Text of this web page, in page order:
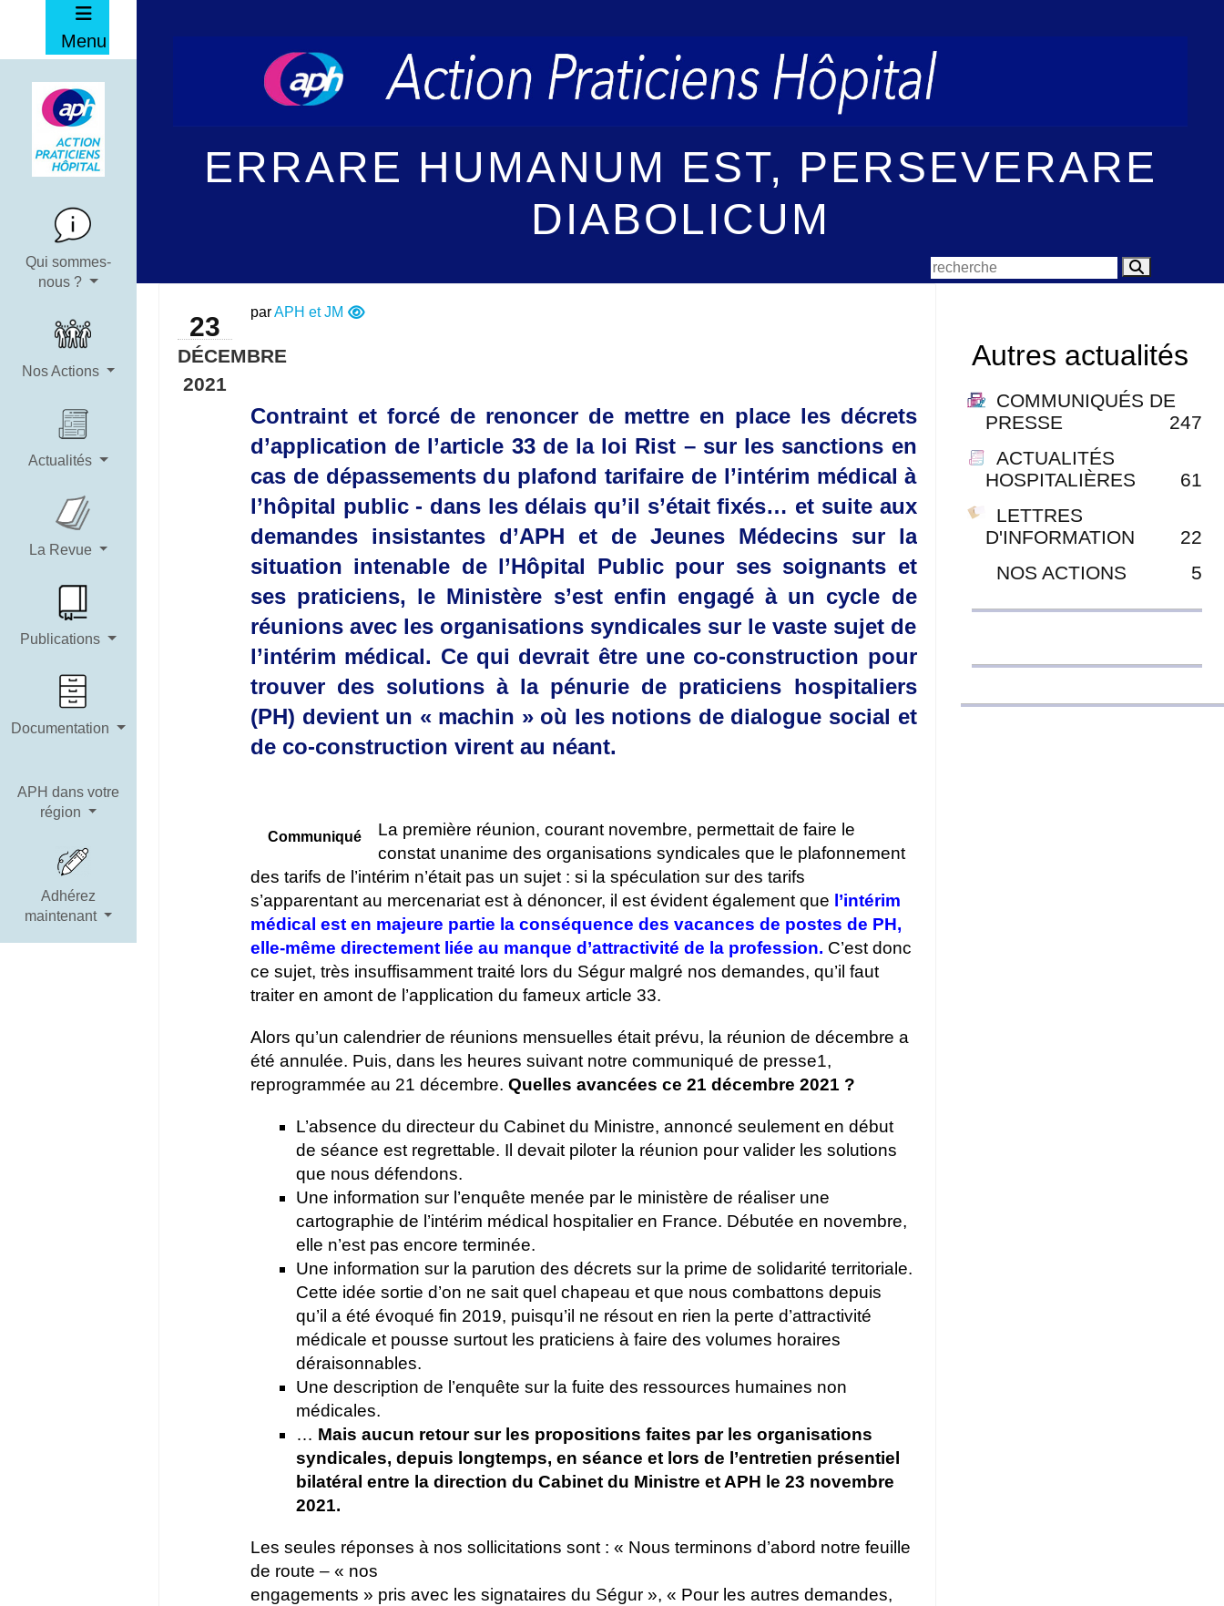
Menu
Qui sommes-
nous ?
Nos Actions
Actualités
La Revue
Publications
Documentation
APH dans votre
région
Adhérez
maintenant
ERRARE HUMANUM EST, PERSEVERARE
DIABOLICUM
23
DÉCEMBRE
2021
parAPH et JM
Contraint et forcé de renoncer de mettre en place les décrets
d’application de l’article 33 de la loi Rist – sur les sanctions en
cas de dépassements du plafond tarifaire de l’intérim médical à
l’hôpital public - dans les délais qu’il s’était fixés… et suite aux
demandes insistantes d’APH et de Jeunes Médecins sur la
situation intenable de l’Hôpital Public pour ses soignants et
ses praticiens, le Ministère s’est enfin engagé à un cycle de
réunions avec les organisations syndicales sur le vaste sujet de
l’intérim médical. Ce qui devrait être une co-construction pour
trouver des solutions à la pénurie de praticiens hospitaliers
(PH) devient un « machin » où les notions de dialogue social et
de co-construction virent au néant.
Communiqué
La première réunion, courant novembre, permettait de faire le
constat unanime des organisations syndicales que le plafonnement
des tarifs de l’intérim n’était pas un sujet : si la spéculation sur des tarifs
s’apparentant au mercenariat est à dénoncer, il est évident également que l’intérim
médical est en majeure partie la conséquence des vacances de postes de PH,
elle-même directement liée au manque d’attractivité de la profession. C’est donc
ce sujet, très insuffisamment traité lors du Ségur malgré nos demandes, qu’il faut
traiter en amont de l’application du fameux article 33.
Alors qu’un calendrier de réunions mensuelles était prévu, la réunion de décembre a
été annulée. Puis, dans les heures suivant notre communiqué de presse1,
reprogrammée au 21 décembre. Quelles avancées ce 21 décembre 2021 ?
L’absence du directeur du Cabinet du Ministre, annoncé seulement en début
de séance est regrettable. Il devait piloter la réunion pour valider les solutions
que nous défendons.
Une information sur l’enquête menée par le ministère de réaliser une
cartographie de l’intérim médical hospitalier en France. Débutée en novembre,
elle n’est pas encore terminée.
Une information sur la parution des décrets sur la prime de solidarité territoriale.
Cette idée sortie d’on ne sait quel chapeau et que nous combattons depuis
qu’il a été évoqué fin 2019, puisqu’il ne résout en rien la perte d’attractivité
médicale et pousse surtout les praticiens à faire des volumes horaires
déraisonnables.
Une description de l’enquête sur la fuite des ressources humaines non
médicales.
… Mais aucun retour sur les propositions faites par les organisations
syndicales, depuis longtemps, en séance et lors de l’entretien présentiel
bilatéral entre la direction du Cabinet du Ministre et APH le 23 novembre
2021.
Les seules réponses à nos sollicitations sont : « Nous terminons d’abord notre feuille
de route – « nos
engagements » pris avec les signataires du Ségur », « Pour les autres demandes,
Autres actualités
COMMUNIQUÉS DE
PRESSE
247
ACTUALITÉS
HOSPITALIÈRES
61
LETTRES
D'INFORMATION
22
NOS ACTIONS
5